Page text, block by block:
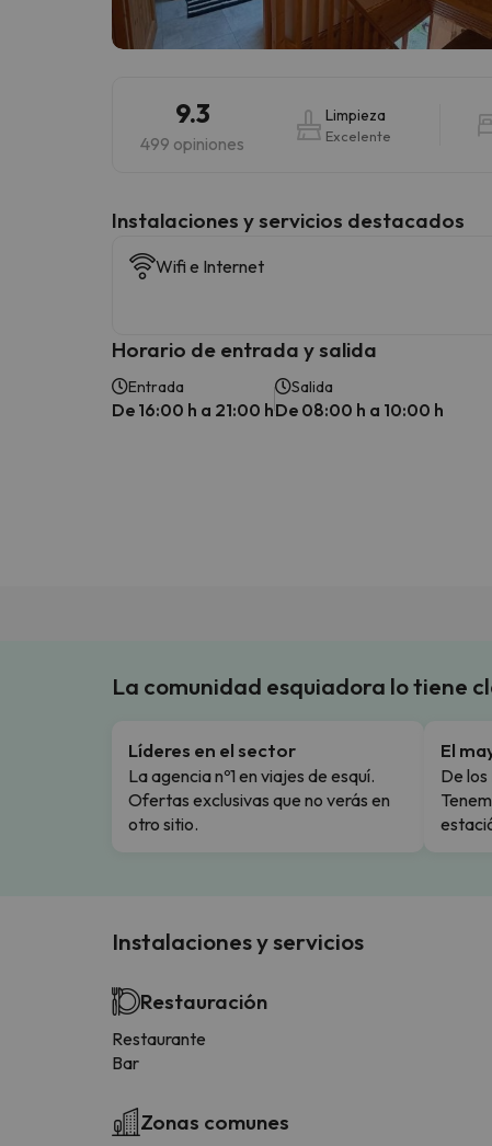
9.3
499 opiniones
Limpieza
Excelente
Instalaciones y servicios destacados
Wifi e Internet
Horario de entrada y salida
Entrada
De 16:00 h a 21:00 h
Salida
De 08:00 h a 10:00 h
La comunidad esquiadora lo tiene
Líderes en el sector
La agencia nº1 en viajes de esquí.
Ofertas exclusivas que no verás en
otro sitio.
El
De los
Instalaciones y servicios
Restauración
Restaurante
Bar
Zonas comunes